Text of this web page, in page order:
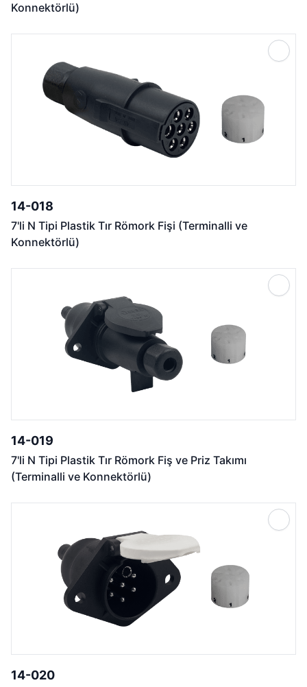
Konnektörlü)
14-018
7'li N Tipi Plastik Tır Römork Fişi (Terminalli ve
Konnektörlü)
14-019
7'li N Tipi Plastik Tır Römork Fiş ve Priz Takımı
(Terminalli ve Konnektörlü)
14-020